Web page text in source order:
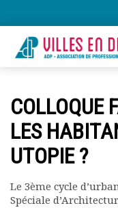
contact@villes-
Accueil
Qui sommes-nous ?
Présentation vidéo
COLLOQUE
LES
UTOPIE ?
Le 3ème cycle
Spéciale